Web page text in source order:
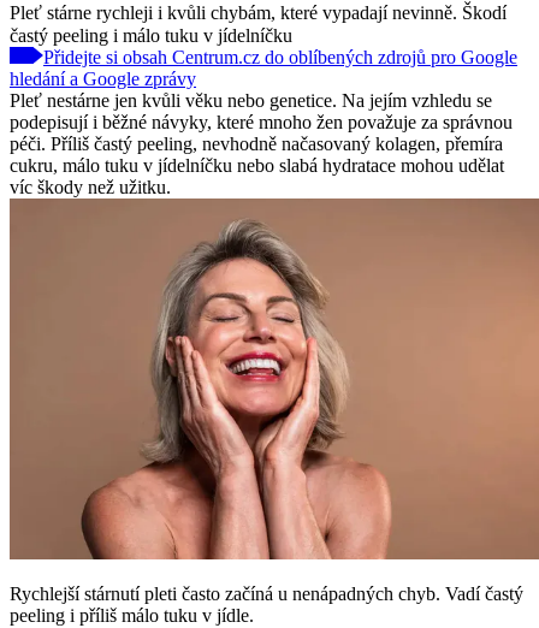
Pleť stárne rychleji i kvůli chybám, které vypadají nevinně. Škodí
častý peeling i málo tuku v jídelníčku
Přidejte si obsah Centrum.cz do oblíbených zdrojů pro Google
hledání a Google zprávy
Pleť nestárne jen kvůli věku nebo genetice. Na jejím vzhledu se
podepisují i běžné návyky, které mnoho žen považuje za správnou
péči. Příliš častý peeling, nevhodně načasovaný kolagen, přemíra
cukru, málo tuku v jídelníčku nebo slabá hydratace mohou udělat
víc škody než užitku.
Rychlejší stárnutí pleti často začíná u nenápadných chyb. Vadí častý
peeling i příliš málo tuku v jídle.